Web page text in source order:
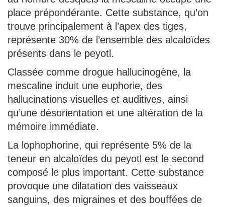
place prépondérante. Cette substance, qu’on
trouve principalement à l’apex des tiges,
représente 30% de l’ensemble des alcaloïdes
présents dans le peyotl.
Classée comme drogue hallucinogène, la
mescaline induit une euphorie, des
hallucinations visuelles et auditives, ainsi
qu’une désorientation et une altération de la
mémoire immédiate.
La lophophorine, qui représente 5% de la
teneur en alcaloïdes du peyotl est le second
composé le plus important. Cette substance
provoque une dilatation des vaisseaux
sanguins, des migraines et des bouffées de